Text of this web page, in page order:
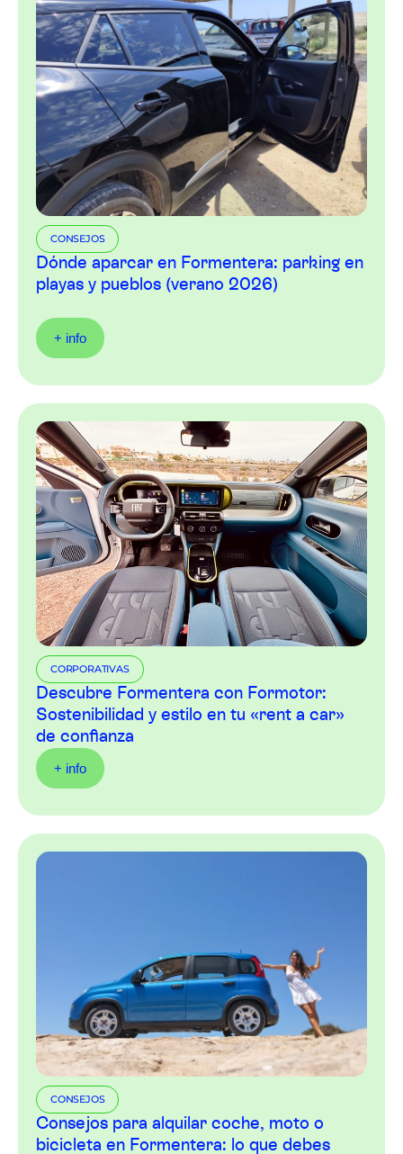
CONSEJOS
Dónde aparcar en Formentera: parking en
playas y pueblos (verano 2026)
+ info
CORPORATIVAS
Descubre Formentera con Formotor:
Sostenibilidad y estilo en tu «rent a car»
de confianza
+ info
CONSEJOS
Consejos para alquilar coche, moto o
bicicleta en Formentera: lo que debes